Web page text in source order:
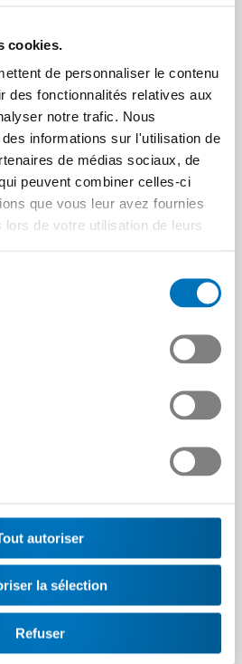
cookies.
de personnaliser le contenu
des fonctionnalités relatives aux
notre trafic. Nous
informations sur l'utilisation de
de médias sociaux, de
peuvent combiner celles-ci
que vous leur avez fournies
de votre utilisation de leurs
autoriser
la sélection
Refuser
complémentaires
La formation professionnelle
supérieure continue
d'évoluer : les nouveaux
titres « Professional…
Article | 10.06.2026
Pas de renversement de
L’évolution conjoncturelle le